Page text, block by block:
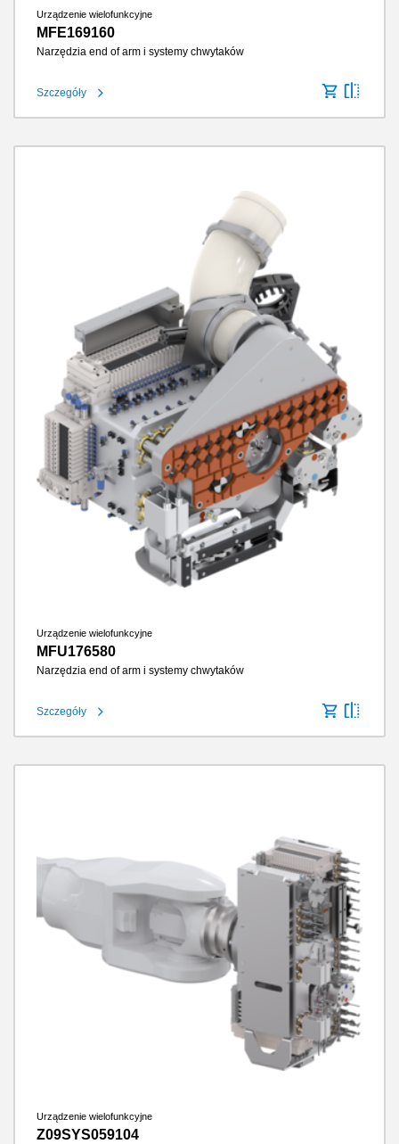
Urządzenie wielofunkcyjne
MFE169160
Narzędzia end of arm i systemy chwytaków
Szczegóły
Urządzenie wielofunkcyjne
MFU176580
Narzędzia end of arm i systemy chwytaków
Szczegóły
Urządzenie wielofunkcyjne
Z09SYS059104